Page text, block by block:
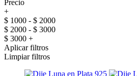
Precio
+
$ 1000 - $ 2000
$ 2000 - $ 3000
$ 3000 +
Aplicar filtros
Limpiar filtros